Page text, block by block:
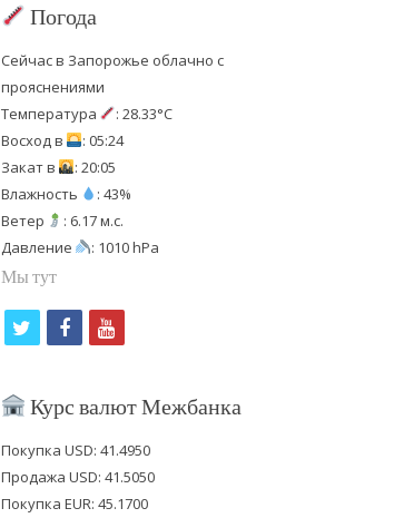
Погода
Сейчас в Запорожье облачно с
прояснениями
Температура
: 28.33°C
Восход в
: 05:24
Закат в
: 20:05
Влажность
: 43%
Ветер
: 6.17 м.с.
Давление
: 1010 hPa
Мы тут
i
t
e
f
c
b
o
y
u
u
b
Курс валют Межбанка
Покупка USD: 41.4950
Продажа USD: 41.5050
Покупка EUR: 45.1700